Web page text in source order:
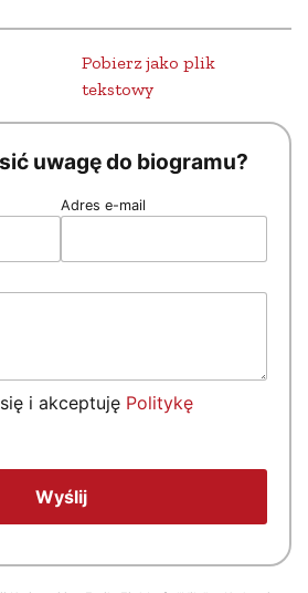
Pobierz jako plik
tekstowy
uwagę do biogramu?
Adres e-mail
i akceptuję Politykę